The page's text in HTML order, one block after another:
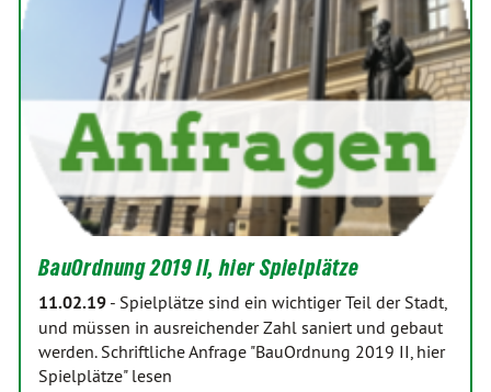
BauOrdnung 2019 II, hier Spielplätze
11.02.19 - Spielplätze sind ein wichtiger Teil der Stadt,
und müssen in ausreichender Zahl saniert und gebaut
werden. Schriftliche Anfrage "BauOrdnung 2019 II, hier
Spielplätze" lesen